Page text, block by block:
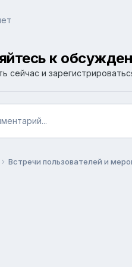
к
сейчас и
Встречи пользователей и